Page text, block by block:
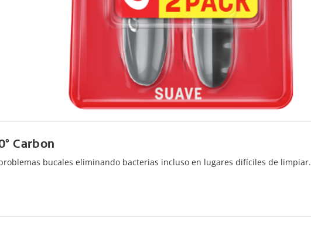
Carbon
bucales eliminando bacterias incluso en lugares difíciles de limpiar.